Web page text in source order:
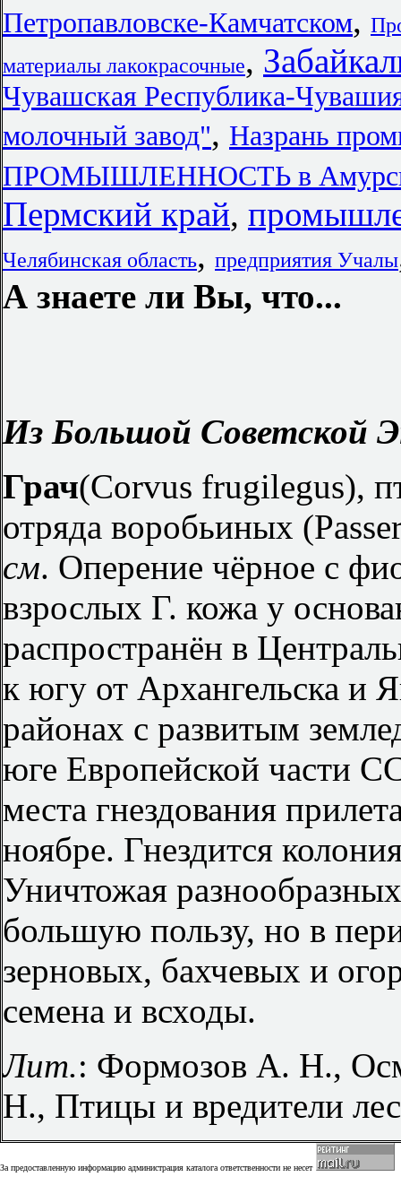
Петропавловске-Камчатском,
материалы лакокрасочные,
Чувашская Республика-
молочный завод", Назрань
ПРОМЫШЛЕННОСТЬ в
Пермский край,
Челябинская область, предприятия Учалы
А знаете ли Вы, что...
Из Большой Советской
Грач(Corvus frugilegus),
отряда воробьиных
см. Оперение чёрное с
взрослых Г. кожа у
распространён в
к югу от Архангельска и
районах с развитым
юге Европейской части
места гнездования
ноябре. Гнездится
Уничтожая
большую пользу, но в
зерновых, бахчевых и
семена и всходы.
Лит.: Формозов А. Н.,
Н., Птицы и вредители
За предоставленную информацию администрация каталога ответственности не несет